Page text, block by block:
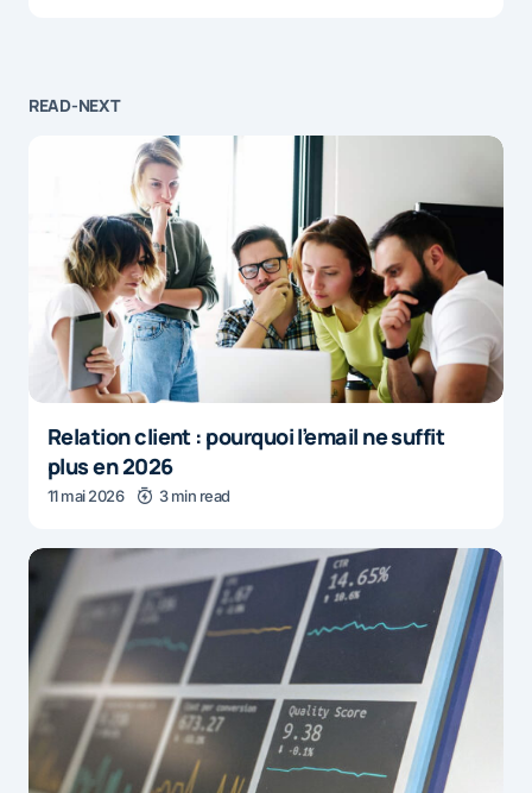
READ-NEXT
Relation client : pourquoi l’email ne suffit
plus en 2026
11 mai 2026 3 min read